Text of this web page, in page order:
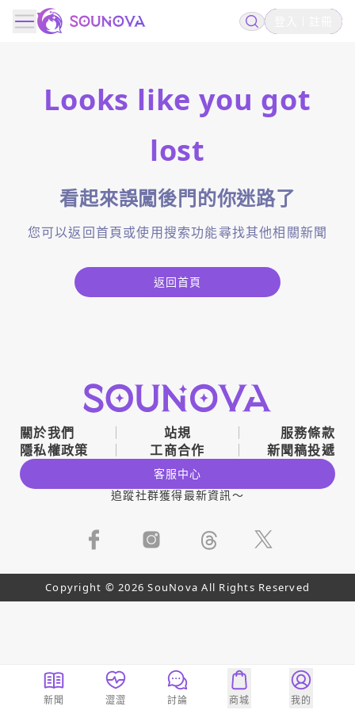
Looks like you got
lost
看起來誤闖後門的你迷路了
您可以返回首頁或使用搜索功能尋找其他相關新聞
返回首頁
關於我們 站規
服務條款
隱私權政策
工商合作 新聞稿投遞
客服中心
追蹤社群獲得最新資訊～
Copyright © 2026 SouNova All Rights Reserved
新聞 澀澀 討論 商城 我的